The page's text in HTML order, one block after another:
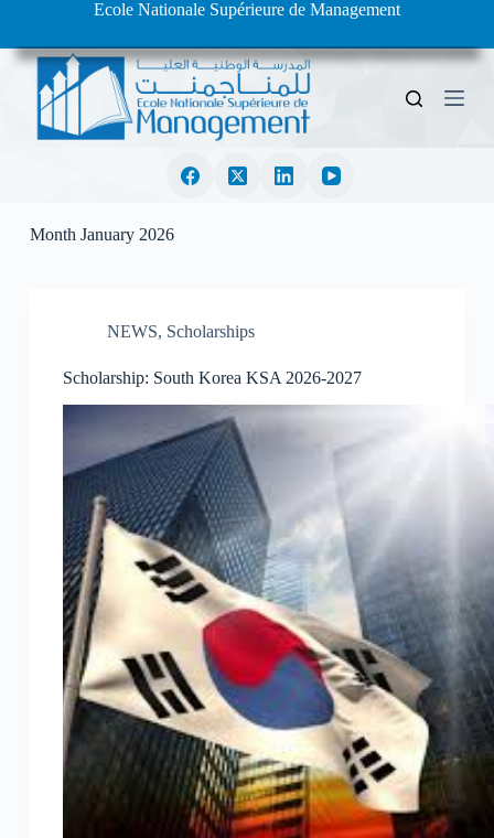
i
n
Ecole Nationale Supérieure de Management
Month January 2026
NEWS, Scholarships
Scholarship: South Korea KSA 2026-2027